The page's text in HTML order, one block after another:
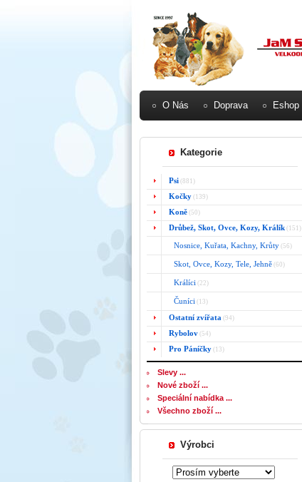
O Nás Doprava Eshop
Kategorie
Psi (881)
Kočky (139)
Koně (50)
Drůbež, Skot, Ovce, Kozy, Králík (151)
Nosnice, Kuřata, Kachny, Krůty (56)
Skot, Ovce, Kozy, Tele, Jehně (60)
Králíci (22)
Čuníci (13)
Ostatní zvířata (94)
Rybolov (54)
Pro Páníčky (13)
Slevy ...
Nové zboží ...
Speciální nabídka ...
Všechno zboží ...
Výrobci